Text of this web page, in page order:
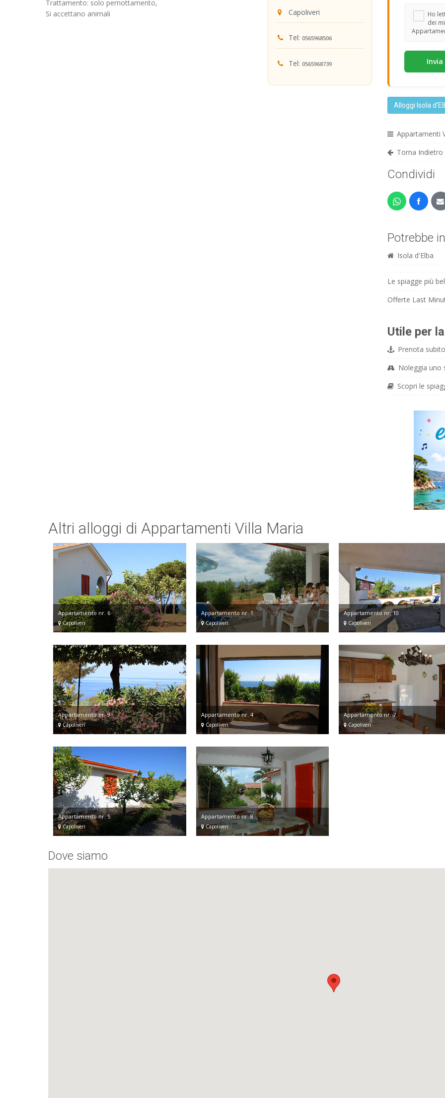
Trattamento: solo pernottamento,
Si accettano animali
Capoliveri
Tel: 0565968506
Tel: 0565968739
Ho
dei
Alloggi Isola
Appartamenti
Torna Indietro
Condividi
Potrebbe
Isola d'Elba
Le spiagge più
Offerte Last
Utile per
Prenota
Noleggia uno
Scopri le
Altri alloggi di Appartamenti Villa Maria
Appartamento nr. 6
Capoliveri
Appartamento nr. 1
Capoliveri
Appartamento nr. 10
Capoliveri
Appartamento nr. 9
Capoliveri
Appartamento nr. 4
Capoliveri
Appartamento nr. 7
Capoliveri
Appartamento nr. 5
Capoliveri
Appartamento nr. 8
Capoliveri
Dove siamo